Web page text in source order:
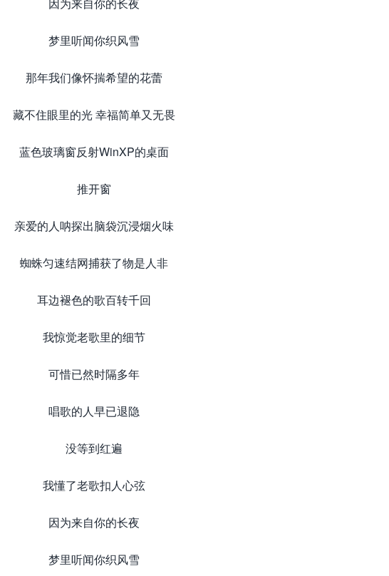
梦里听闻你织风雪
那年我们像怀揣希望的花蕾
藏不住眼里的光 幸福简单又无畏
蓝色玻璃窗反射WinXP的桌面
推开窗
亲爱的人呐探出脑袋沉浸烟火味
蜘蛛匀速结网捕获了物是人非
耳边褪色的歌百转千回
我惊觉老歌里的细节
可惜已然时隔多年
唱歌的人早已退隐
没等到红遍
我懂了老歌扣人心弦
因为来自你的长夜
梦里听闻你织风雪